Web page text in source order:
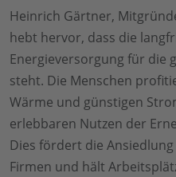
Heinrich Gärtner,
hebt hervor, dass die
Energieversorgung für die
steht. Die Menschen
Wärme und günstigen
erlebbaren Nutzen der
Dies fördert die
Firmen und hält